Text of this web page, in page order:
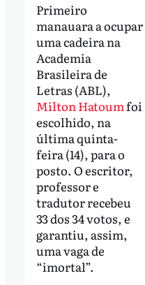
Primeiro
manauara a ocupar
uma cadeira na
Academia
Brasileira de
Letras (ABL),
Milton Hatoumfoi
escolhido, na
última quinta-
feira (14), para o
posto. O escritor,
professor e
tradutor recebeu
33 dos 34 votos, e
garantiu, assim,
uma vaga de
“imortal”.